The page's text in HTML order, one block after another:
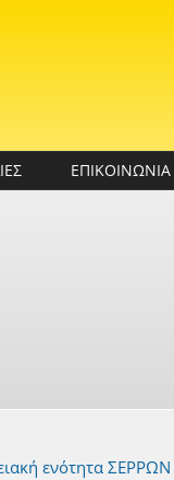
ΕΠΙΚΟΙΝΩΝΙΑ
ενότητα ΣΕΡΡΩΝ